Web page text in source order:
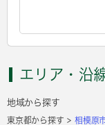
エリア・沿
地域から探す
東京都から探す 相模原